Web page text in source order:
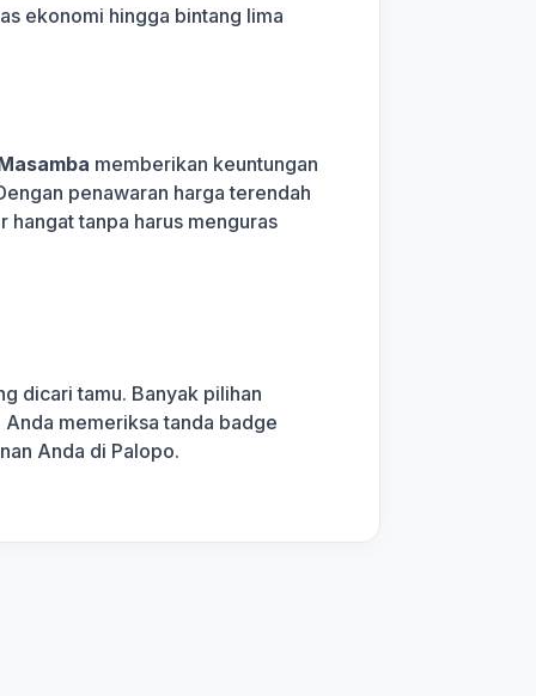
ekonomi hingga bintang lima
memberikan keuntungan
penawaran harga terendah
tanpa harus menguras
dicari tamu. Banyak pilihan
memeriksa tanda badge
Anda di Palopo.